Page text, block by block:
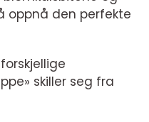
oppnå den perfekte
skiller seg fra